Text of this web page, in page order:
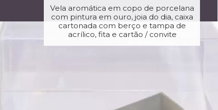
Vela aromática em copo de porcelana
com pintura em ouro, joia do dia, caixa
cartonada com berço e tampa de
acrílico, fita e cartão / convite